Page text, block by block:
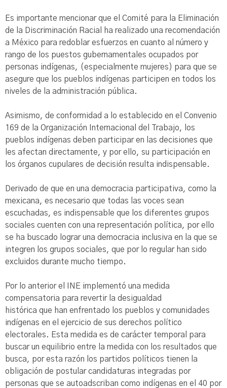
Es importante mencionar que el Comité para la Eliminación
de la Discriminación Racial ha realizado una recomendación
a México para redoblar esfuerzos en cuanto al número y
rango de los puestos gubernamentales ocupados por
personas indígenas, (especialmente mujeres) para que se
asegure que los pueblos indígenas participen en todos los
niveles de la administración pública.
Asimismo, de conformidad a lo establecido en el Convenio
169 de la Organización Internacional del Trabajo, los
pueblos indígenas deben participar en las decisiones que
les afectan directamente, y por ello, su participación en
los órganos cupulares de decisión resulta indispensable.
Derivado de que en una democracia participativa, como la
mexicana, es necesario que todas las voces sean
escuchadas, es indispensable que los diferentes grupos
sociales cuenten con una representación política, por ello
se ha buscado lograr una democracia inclusiva en la que se
integren los grupos sociales, que por lo regular han sido
excluidos durante mucho tiempo.
Por lo anterior el INE implementó una medida
compensatoria para revertir la desigualdad
histórica que han enfrentado los pueblos y comunidades
indígenas en el ejercicio de sus derechos político
electorales. Esta medida es de carácter temporal para
buscar un equilibrio entre la medida con los resultados que
busca, por esta razón los partidos políticos tienen la
obligación de postular candidaturas integradas por
personas que se autoadscriban como indígenas en el 40 por